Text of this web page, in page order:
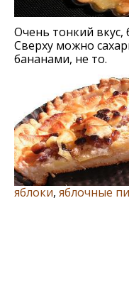
Очень тонкий
Сверху можно
бананами, не то.
яблоки, яблочные